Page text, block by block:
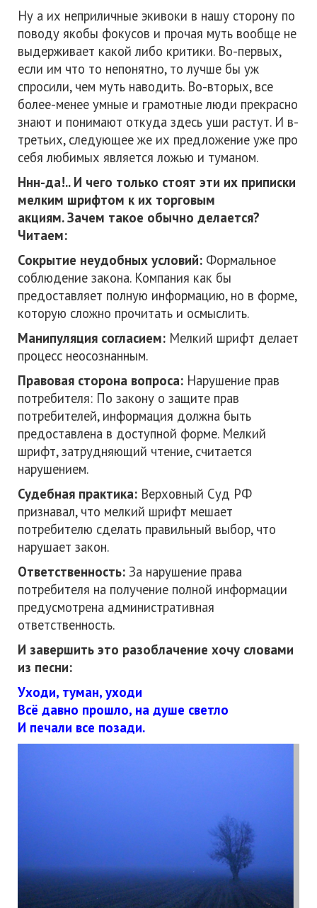
Ну а их неприличные экивоки в нашу сторону по
поводу якобы фокусов и прочая муть вообще не
выдерживает какой либо критики. Во-первых,
если им что то непонятно, то лучше бы уж
спросили, чем муть наводить. Во-вторых, все
более-менее умные и грамотные люди прекрасно
знают и понимают откуда здесь уши растут. И в-
третьих, следующее же их предложение уже про
себя любимых является ложью и туманом.
Ннн-да!.. И чего только стоят эти их приписки
мелким шрифтом к их торговым
акциям.Зачем такое обычно делается?
Читаем:
Сокрытие неудобных условий: Формальное
соблюдение закона. Компания как бы
предоставляет полную информацию, но в форме,
которую сложно прочитать и осмыслить.
Манипуляция согласием: Мелкий шрифт делает
процесс неосознанным.
Правовая сторона вопроса: Нарушение прав
потребителя: По закону о защите прав
потребителей, информация должна быть
предоставлена в доступной форме. Мелкий
шрифт, затрудняющий чтение, считается
нарушением.
Судебная практика: Верховный Суд РФ
признавал, что мелкий шрифт мешает
потребителю сделать правильный выбор, что
нарушает закон.
Ответственность: За нарушение права
потребителя на получение полной информации
предусмотрена административная
ответственность.
И завершить это разоблачение хочу словами
из песни:
Уходи, туман, уходи
Всё давно прошло, на душе светло
И печали все позади.